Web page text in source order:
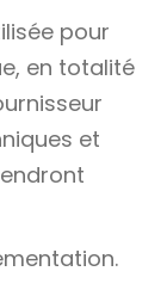
pour
en totalité
et